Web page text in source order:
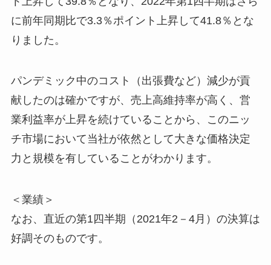
に前年同期比で3.3％ポイント上昇して41.8％とな
りました。
パンデミック中のコスト（出張費など）減少が貢
献したのは確かですが、売上高維持率が高く、営
業利益率が上昇を続けていることから、このニッ
チ市場において当社が依然として大きな価格決定
力と規模を有していることがわかります。
＜業績＞
なお、直近の第1四半期（2021年2－4月）の決算は
好調そのものです。